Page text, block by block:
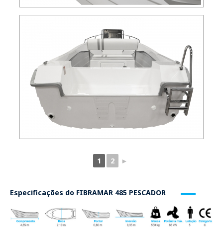
1 2 ►
Especificações do FIBRAMAR 485 PESCADOR